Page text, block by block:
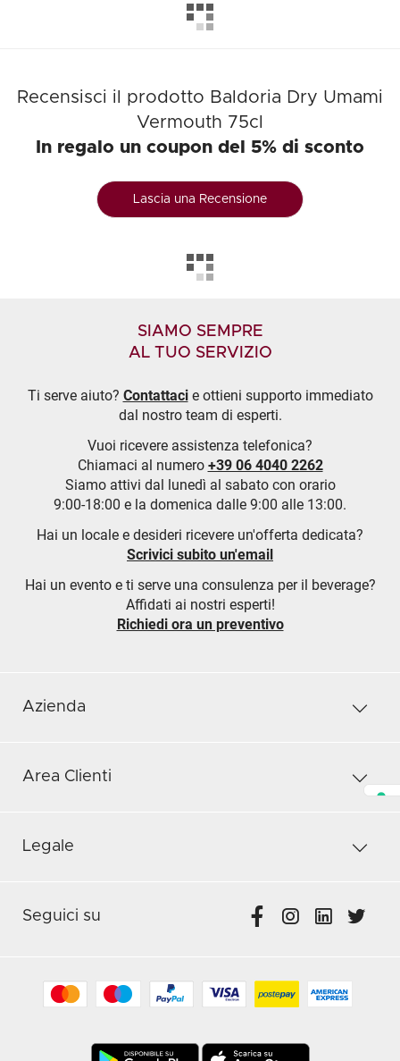
Recensisci il prodotto Baldoria Dry Umami
Vermouth 75cl
In regalo un coupon del 5% di sconto
Lascia una Recensione
SIAMO SEMPRE
AL TUO SERVIZIO
Ti serve aiuto? Contattacie ottieni supporto immediato
dal nostro team di esperti.
Vuoi ricevere assistenza telefonica?
Chiamaci al numero +39 06 4040 2262
Siamo attivi dal lunedì al sabato con orario
9:00-18:00 e la domenica dalle 9:00 alle 13:00.
Hai un locale e desideri ricevere un'offerta dedicata?
Scrivici subito un'email
Hai un evento e ti serve una consulenza per il beverage?
Affidati ai nostri esperti!
Richiedi ora un preventivo
Azienda
Area Clienti
Legale
Seguici su